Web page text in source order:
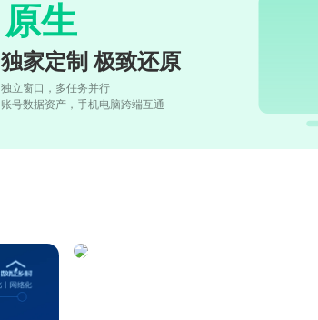
原生
独家定制 极致还原
独立窗口，多任务并行
账号数据资产，手机电脑跨端互通